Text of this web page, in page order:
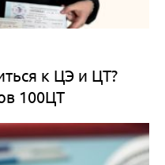
к ЦЭ и ЦТ?
100ЦТ